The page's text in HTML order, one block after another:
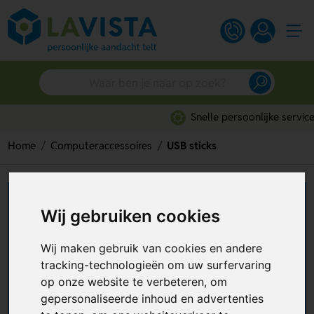
Wij gebruiken cookies
Wij maken gebruik van cookies en andere
tracking-technologieën om uw surfervaring
op onze website te verbeteren, om
gepersonaliseerde inhoud en advertenties
Snelle persoonlijke service
Home Computeraccessoires USB sticks
USB sticks bedrukken
van deze tijd is, heeft het mis. Geschikt voor het
veilig opslaan, overdragen en meenemen van
digitale bestanden, zoals documenten, een
presentatie of catalogus. Ook handig als je geen
werkende internetverbinding in de buurt hebt,
+ Lees meer